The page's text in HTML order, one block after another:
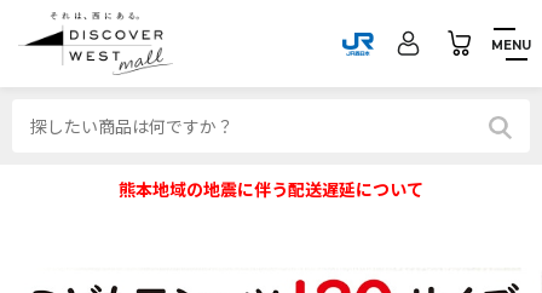
MENU
熊本地域の地震に伴う配送遅延について